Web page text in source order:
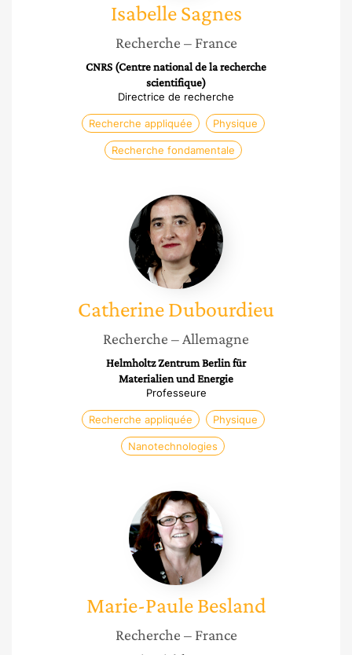
Isabelle Sagnes
Recherche – France
CNRS (Centre national de la recherche
scientifique)
Directrice de recherche
Recherche appliquée Physique
Recherche fondamentale
Catherine
Dubourdieu
CatherineDubourdieu
Recherche – Allemagne
Helmholtz Zentrum Berlin für
Materialien und Energie
Professeure
Recherche appliquée Physique
Nanotechnologies
Marie-
Paule
Besland
Marie-Paule Besland
Recherche – France